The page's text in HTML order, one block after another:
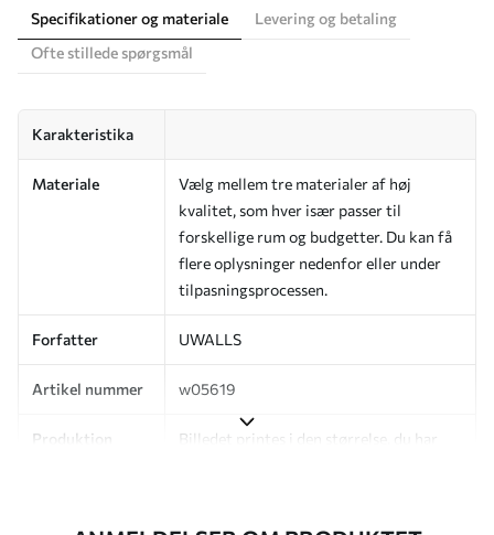
Specifikationer og materiale
Levering og betaling
Ofte stillede spørgsmål
Karakteristika
Materiale
Vælg mellem tre materialer af høj
kvalitet, som hver især passer til
forskellige rum og budgetter. Du kan få
flere oplysninger nedenfor eller under
tilpasningsprocessen.
Forfatter UWALLS
Artikel nummer w05619
Produktion
Billedet printes i den størrelse, du har